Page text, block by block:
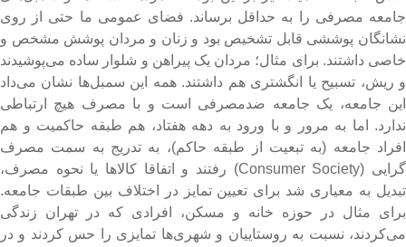
مصرفی را به حداقل برساند. فضای عمومی ما حتی از روی
پوششی قابل تشخیص بود و زنان و مردان پوشش مشخص و
داشتند. برای مثال؛ مردان یک پیراهن و شلوار ساده می‌پوشیدند
ریش، تسبیح یا انگشتری هم داشتند. همه این سمبل‌ها نشان می‌داد
جامعه، یک جامعه ضدمصرفی است و با مصرف هیچ ارتباطی
اما به مرور و با ورود به دهه هفتاد، هم طبقه حاکمیت و هم
جامعه (به تبعیت از طبقه حاکم)، به تدریج به سمت مصرف
گرایی (Consumer Society) رفتند و اتفاقا کالا‌ها یا نحوه مصرف،
به معیاری شد برای تعیین تمایز در اختلاف بین طبقات جامعه.
مثال در حوزه خانه و مسکن، افرادی که در تهران زندگی
نسبت به روستاییان و شهری‌ها تمایزی را حس کردند و در